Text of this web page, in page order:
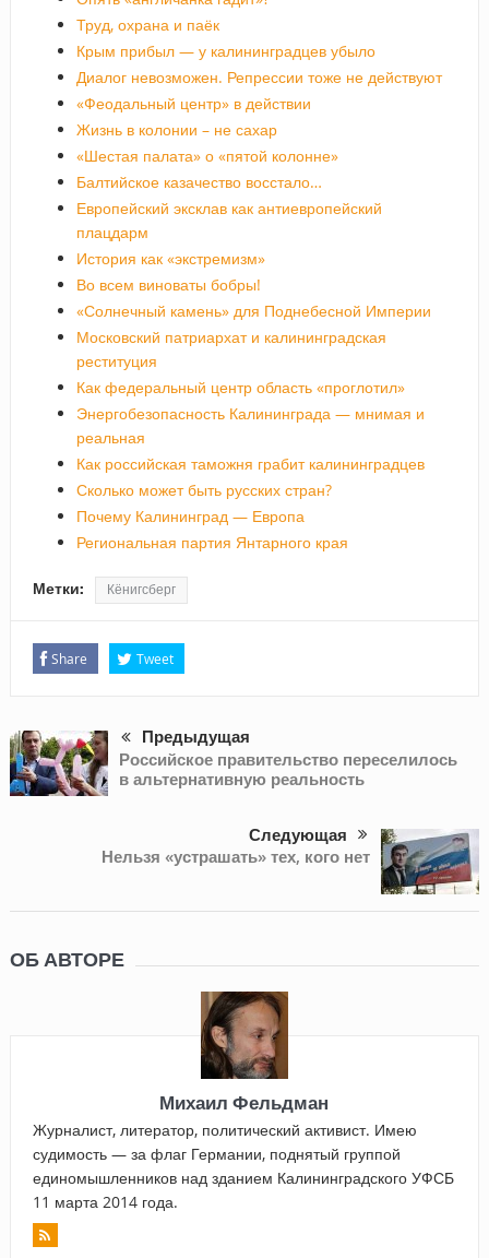
Труд, охрана и паёк
Крым прибыл — у калининградцев убыло
Диалог невозможен. Репрессии тоже не действуют
«Феодальный центр» в действии
Жизнь в колонии – не сахар
«Шестая палата» о «пятой колонне»
Балтийское казачество восстало…
Европейский эксклав как антиевропейский
плацдарм
История как «экстремизм»
Во всем виноваты бобры!
«Солнечный камень» для Поднебесной Империи
Московский патриархат и калининградская
реституция
Как федеральный центр область «проглотил»
Энергобезопасность Калининграда — мнимая и
реальная
Как российская таможня грабит калининградцев
Сколько может быть русских стран?
Почему Калининград — Европа
Региональная партия Янтарного края
Метки: Кёнигсберг
Share Tweet
Предыдущая
Российское правительство переселилось
в альтернативную реальность
Следующая
Нельзя «устрашать» тех, кого нет
ОБ АВТОРЕ
Михаил Фельдман
Журналист, литератор, политический активист. Имею
судимость — за флаг Германии, поднятый группой
единомышленников над зданием Калининградского УФСБ
11 марта 2014 года.